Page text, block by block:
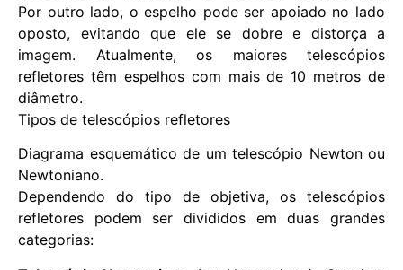
Por outro lado, o espelho pode ser apoiado no lado
oposto, evitando que ele se dobre e distorça a
imagem. Atualmente, os maiores telescópios
refletores têm espelhos com mais de 10 metros de
diâmetro.
Tipos de telescópios refletores
Diagrama esquemático de um telescópio Newton ou
Newtoniano.
Dependendo do tipo de objetiva, os telescópios
refletores podem ser divididos em duas grandes
categorias: